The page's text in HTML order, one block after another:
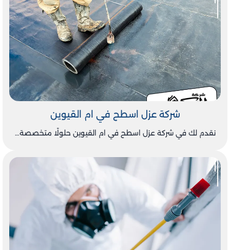
تعتبر أم القيوين موطنًا للعديد من المعالم السياحية البارزة
مثل المحميات الطبيعية والشواطئ الرملية البيضاء، إضافة
إلى المواقع الأثرية التي تروي تاريخ الإمارة العريق. كما أن
المدينة تشتهر بطابعها الهادئ والنظيف، مما يجعلها خيارًا
مثاليًا للعائلات الباحثة عن حياة مستقرة ومتوازنة بعيدًا عن
ضجيج المدن الكبيرة.
في شركة الحكيم للمقاولات العامة، نفخر بتقديم خدماتنا
المتنوعة والمتميزة لسكان ومشاريع أم القيوين. نحن نقدم
حلولًا شاملة في مجالات العزل، كشف تسربات المياه، تسليك
المجاري، ورش المبيدات، بالإضافة إلى العديد من الخدمات
الإنشائية الأخرى. بفضل خبرتنا الطويلة واستخدامنا لأحدث
التقنيات والمعدات، نحرص على تقديم أفضل الخدمات للعملاء
سواء كنت بحاجة إلى إصلاح تسربات المياه في منزلك، أو ترغب
في تحسين عزل الأسطح في مشروعك التجاري، فإننا نقدم لك
الحلول المثلى التي تلبي احتياجاتك. نحن نعمل دائمًا على
ضمان راحة عملائنا، ونسعى لتحقيق أفضل النتائج بأسرع وقت
ممكن. إذا كنت تبحث عن شركة مقاولات موثوقة في أم
القيوين، فإن شركة الحكيم هي الخيار المثالي لك.
هل تقدمون خدمات المقاولات
شركة عزل اسطح في ام القيوين
نقدم لك في شركة عزل اسطح في ام القيوين حلولًا متخصصة…